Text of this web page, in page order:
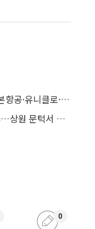
서경덕 "욱일기 상품 활용 일본 기업, 일본항공·유니클로·아사히맥주 등…욱일기 없애는 계기 되길"
美 클래리티 법안 연내 통과 가능성 13%…상원 문턱서 제동
0